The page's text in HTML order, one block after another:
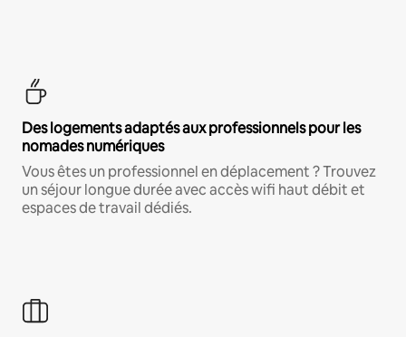
Des logements adaptés aux professionnels pour les
nomades numériques
Vous êtes un professionnel en déplacement ? Trouvez
un séjour longue durée avec accès wifi haut débit et
espaces de travail dédiés.